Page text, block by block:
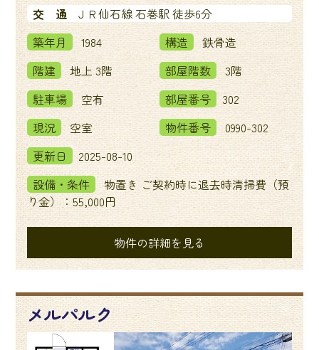
交 通
ＪＲ仙石線 石巻駅 徒歩6分
築年月
1984 構造
鉄骨造
階建
地上 3階 部屋階数
3階
駐車場
空有 部屋番号
302
現況
空室 物件番号
0990-302
更新日
2025-08-10
設備・条件
物置き ご契約時に退去時清掃費（預
り金）：55,000円
物件の詳細を見る
メルパルク